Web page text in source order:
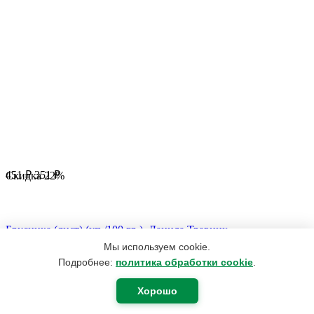
Мы используем cookie.
Подробнее: политика обработки cookie
Хорошо
Скидка22%
451 ₽ 351 ₽
Брусника (лист) (уп./100 гр.), Данила Травник
Всё продано